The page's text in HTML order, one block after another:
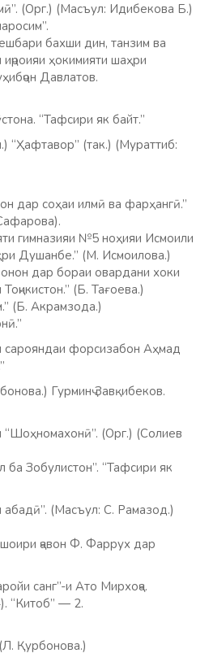
(Орг.) (Масъул: Идибекова Б.)
бахши дин, танзим ва
ҳокимияти шаҳри
Давлатов.
“Тафсири як байт.”
“Ҳафтавор” (так.) (Мураттиб:
дар соҳаи илмӣ ва фарҳангӣ.”
гимназияи №5 ноҳияи Исмоили
Душанбе.” (М. Исмоилова.)
дар бораи овардани хоки
(Б. Тағоева.)
(Б. Акрамзода.)
сарояндаи форсизабон Аҳмад
Гурминҷ Завқибеков.
(Орг.) (Солиев
Зобулистон”. “Тафсири як
(Масъул: С. Рамазод.)
ҷавон Ф. Фаррух дар
санг”-и Ато Мирхоҷа.
“Китоб” — 2.
Қурбонова.)